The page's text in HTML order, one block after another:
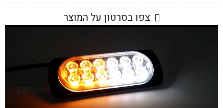
צפו בסרטון על המוצר